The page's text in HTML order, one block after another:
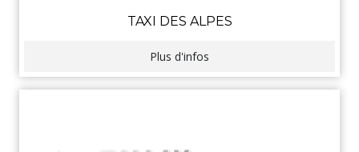
TAXI DES ALPES
Plus d'infos